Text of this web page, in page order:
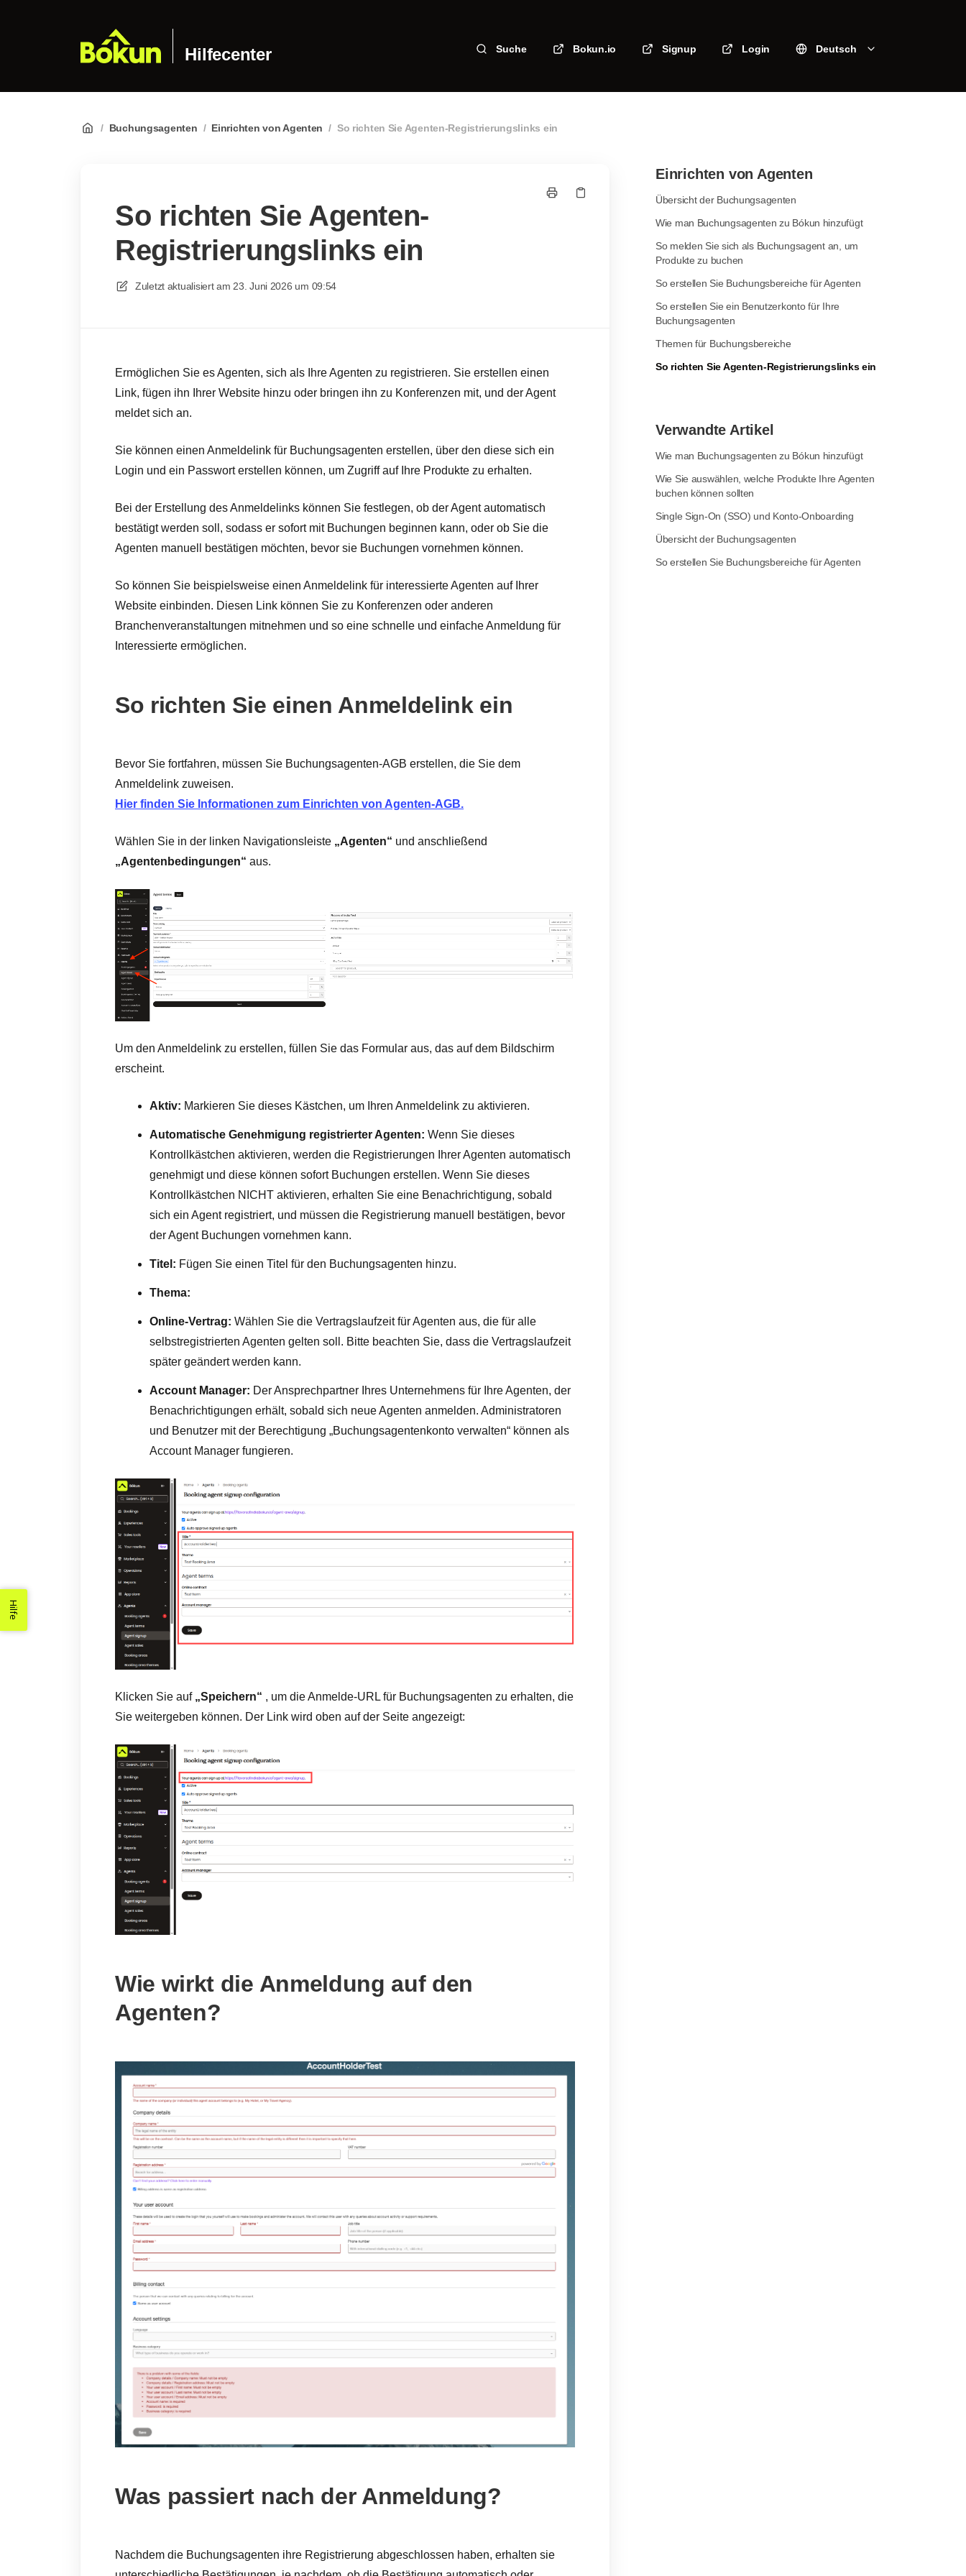
Hilfecenter Suche Bokun.io Signup Login Deutsch
/ Buchungsagenten / Einrichten von Agenten / So richten Sie Agenten-Registrierungslinks ein
So richten Sie Agenten-
Registrierungslinks ein
Zuletzt aktualisiert am 23. Juni 2026 um 09:54
Ermöglichen Sie es Agenten, sich als Ihre Agenten zu registrieren. Sie erstellen einen
Link, fügen ihn Ihrer Website hinzu oder bringen ihn zu Konferenzen mit, und der Agent
meldet sich an.
Sie können einen Anmeldelink für Buchungsagenten erstellen, über den diese sich ein
Login und ein Passwort erstellen können, um Zugriff auf Ihre Produkte zu erhalten.
Bei der Erstellung des Anmeldelinks können Sie festlegen, ob der Agent automatisch
bestätigt werden soll, sodass er sofort mit Buchungen beginnen kann, oder ob Sie die
Agenten manuell bestätigen möchten, bevor sie Buchungen vornehmen können.
So können Sie beispielsweise einen Anmeldelink für interessierte Agenten auf Ihrer
Website einbinden. Diesen Link können Sie zu Konferenzen oder anderen
Branchenveranstaltungen mitnehmen und so eine schnelle und einfache Anmeldung für
Interessierte ermöglichen.
So richten Sie einen Anmeldelink ein
Bevor Sie fortfahren, müssen Sie Buchungsagenten-AGB erstellen, die Sie dem
Anmeldelink zuweisen.
Hier finden Sie Informationen zum Einrichten von Agenten-AGB.
Wählen Sie in der linken Navigationsleiste „Agenten“ und anschließend
„Agentenbedingungen“ aus.
Um den Anmeldelink zu erstellen, füllen Sie das Formular aus, das auf dem Bildschirm
erscheint.
Aktiv: Markieren Sie dieses Kästchen, um Ihren Anmeldelink zu aktivieren.
Automatische Genehmigung registrierter Agenten: Wenn Sie dieses
Kontrollkästchen aktivieren, werden die Registrierungen Ihrer Agenten automatisch
genehmigt und diese können sofort Buchungen erstellen. Wenn Sie dieses
Kontrollkästchen NICHT aktivieren, erhalten Sie eine Benachrichtigung, sobald
sich ein Agent registriert, und müssen die Registrierung manuell bestätigen, bevor
der Agent Buchungen vornehmen kann.
Titel: Fügen Sie einen Titel für den Buchungsagenten hinzu.
Thema:
Online-Vertrag: Wählen Sie die Vertragslaufzeit für Agenten aus, die für alle
selbstregistrierten Agenten gelten soll. Bitte beachten Sie, dass die Vertragslaufzeit
später geändert werden kann.
Account Manager: Der Ansprechpartner Ihres Unternehmens für Ihre Agenten, der
Benachrichtigungen erhält, sobald sich neue Agenten anmelden. Administratoren
und Benutzer mit der Berechtigung „Buchungsagentenkonto verwalten“ können als
Account Manager fungieren.
Klicken Sie auf „Speichern“ , um die Anmelde-URL für Buchungsagenten zu erhalten, die
Sie weitergeben können. Der Link wird oben auf der Seite angezeigt:
Wie wirkt die Anmeldung auf den
Agenten?
Was passiert nach der Anmeldung?
Nachdem die Buchungsagenten ihre Registrierung abgeschlossen haben, erhalten sie
Einrichten von Agenten
Übersicht der Buchungsagenten
Wie man Buchungsagenten zu Bókun hinzufügt
So melden Sie sich als Buchungsagent an, um
Produkte zu buchen
So erstellen Sie Buchungsbereiche für Agenten
So erstellen Sie ein Benutzerkonto für Ihre
Buchungsagenten
Themen für Buchungsbereiche
So richten Sie Agenten-Registrierungslinks ein
Verwandte Artikel
Wie man Buchungsagenten zu Bókun hinzufügt
Wie Sie auswählen, welche Produkte Ihre Agenten
buchen können sollten
Single Sign-On (SSO) und Konto-Onboarding
Übersicht der Buchungsagenten
So erstellen Sie Buchungsbereiche für Agenten
Hilfe